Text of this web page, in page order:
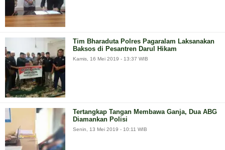
Tim Bharaduta Polres Pagaralam Laksanakan
Baksos di Pesantren Darul Hikam
Kamis, 16 Mei 2019 - 13:37 WIB
Tertangkap Tangan Membawa Ganja, Dua ABG
Diamankan Polisi
Senin, 13 Mei 2019 - 10:11 WIB